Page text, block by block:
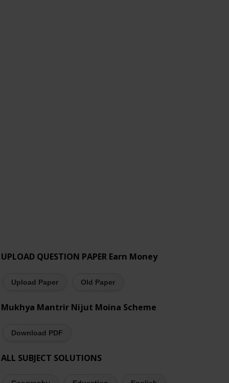
UPLOAD QUESTION PAPER Earn Money
Upload Paper Old Paper
Mukhya Mantrir Nijut Moina Scheme
Download PDF
ALL SUBJECT SOLUTIONS